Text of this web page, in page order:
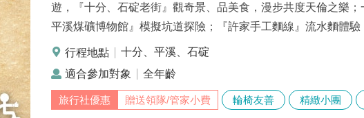
遊，『十分、石碇老街』觀奇景、品美食，漫步共度天倫之樂
平溪煤礦博物館』模擬坑道探險；『許家手工麵線』流水麵體驗
十分、平溪、石碇
全年齡
贈送領隊/管家小費 輪椅友善 精緻小團